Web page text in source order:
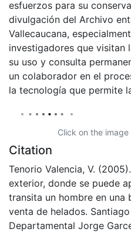
esfuerzos para su
divulgación del Archivo
Vallecaucana,
investigadores que visitan
su uso y consulta
un colaborador en el
la tecnología que permite
Click on the
Citation
Tenorio Valencia, V.
exterior, donde se puede
transita un hombre en
venta de helados.
Departamental Jorge